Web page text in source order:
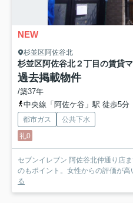
NEW
杉並区阿佐谷北
杉並区阿佐谷北２丁目の賃貸
過去掲載物件
/築37年
中央線「阿佐ケ谷」駅 徒歩5分
都市ガス
公共下水
礼0
セブンイレブン 阿佐谷北仲通り店
のもポイント。女性からの評価が
る